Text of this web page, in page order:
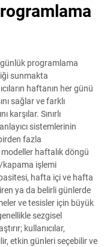
günlük programlama
sunmakta
haftanın her günü
sağlar ve farklı
karşılar. Sınırlı
sistemlerinin
fazla
haftalık döngü
kapama işlemi
hafta içi ve hafta
ya da belirli günlerde
ve tesisler için büyük
sezgisel
kullanıcılar,
etkin günleri seçebilir ve